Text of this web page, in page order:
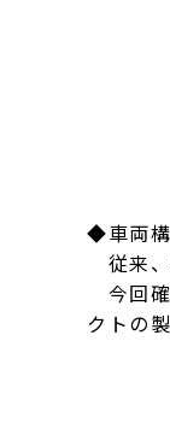
◆車両構
従来
今回
クトの